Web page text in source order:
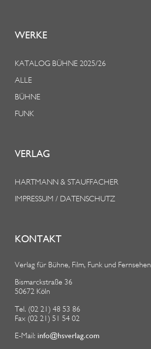
WERKE
KATALOG BÜHNE 2025/26
ALLE
BÜHNE
FUNK
VERLAG
HARTMANN & STAUFFACHER
IMPRESSUM / DATENSCHUTZ
KONTAKT
Verlag für Bühne, Film, Funk und Fernsehen
Bismarckstraße 36
50672 Köln
Tel. (02 21) 48 53 86
Fax (02 21) 51 54 02
E-Mail: info@hsverlag.com